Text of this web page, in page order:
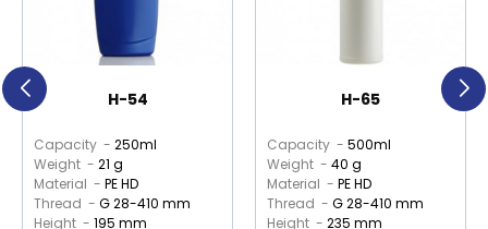
H-54
Capacity - 250ml
Weight - 21 g
Material - PE HD
Thread - G 28-410 mm
Height - 195 mm
H-65
Capacity - 500ml
Weight - 40 g
Material - PE HD
Thread - G 28-410 mm
Height - 235 mm